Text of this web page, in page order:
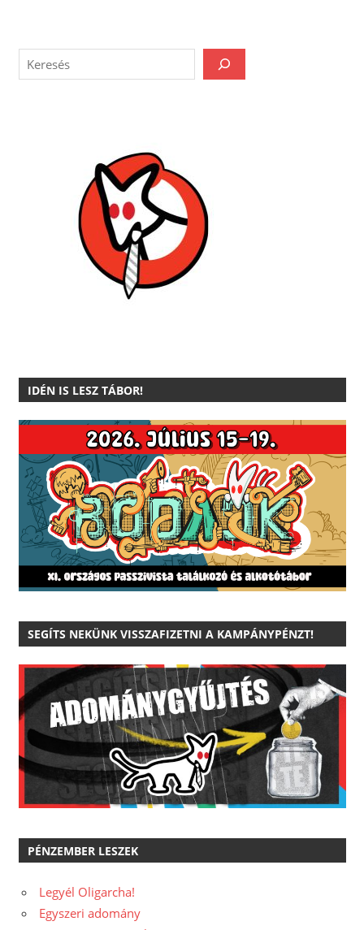
IDÉN IS LESZ TÁBOR!
SEGÍTS NEKÜNK VISSZAFIZETNI A KAMPÁNYPÉNZT!
PÉNZEMBER LESZEK
Legyél Oligarcha!
Egyszeri adomány